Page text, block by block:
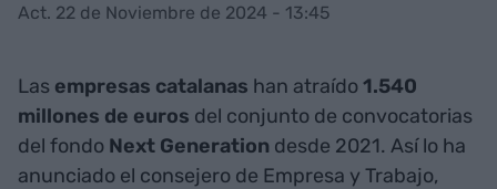
Act. 22 de Noviembre de 2024 - 13:45
Las empresas catalanas han atraído1.540
millones de euros del conjunto de convocatorias
del fondo Next Generation desde 2021. Así lo ha
anunciado el consejero de Empresa y Trabajo,